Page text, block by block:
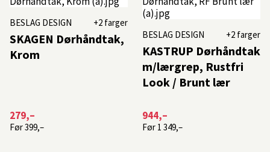
SKAGEN Dørhåndtak,
Krom
BESLAG DESIGN +2 farger
279,–
Før399,–
KASTRUP Dørhåndtak
m/lærgrep, Rustfri
Look / Brunt lær
BESLAG DESIGN +2 farger
944,–
Før 1 349,–